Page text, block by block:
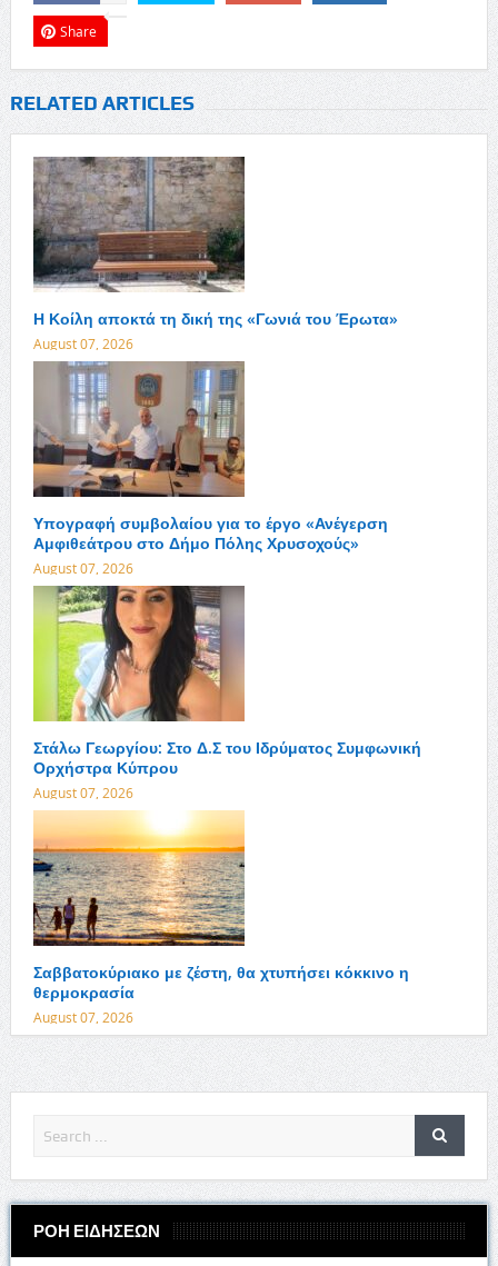
Share
RELATED ARTICLES
Η Κοίλη αποκτά τη δική της «Γωνιά του Έρωτα»
August 07, 2026
Υπογραφή συμβολαίου για το έργο «Ανέγερση
Αμφιθεάτρου στο Δήμο Πόλης Χρυσοχούς»
August 07, 2026
Στάλω Γεωργίου: Στο Δ.Σ του Ιδρύματος Συμφωνική
Ορχήστρα Κύπρου
August 07, 2026
Σαββατοκύριακο με ζέστη, θα χτυπήσει κόκκινο η
θερμοκρασία
August 07, 2026
ΡΟΗ ΕΙΔΗΣΕΩΝ